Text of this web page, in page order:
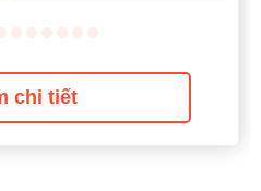
chi tiết